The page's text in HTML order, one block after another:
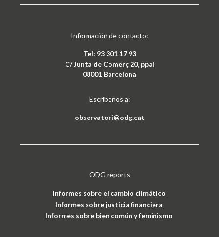
Información de contacto:
Tel: 93 301 17 93
C/ Junta de Comerç 20, ppal
08001 Barcelona
Escríbenos a:
observatori@odg.cat
ODG reports
Informes sobre el cambio climático
Informes sobre justicia financiera
Informes sobre bien común y feminismo